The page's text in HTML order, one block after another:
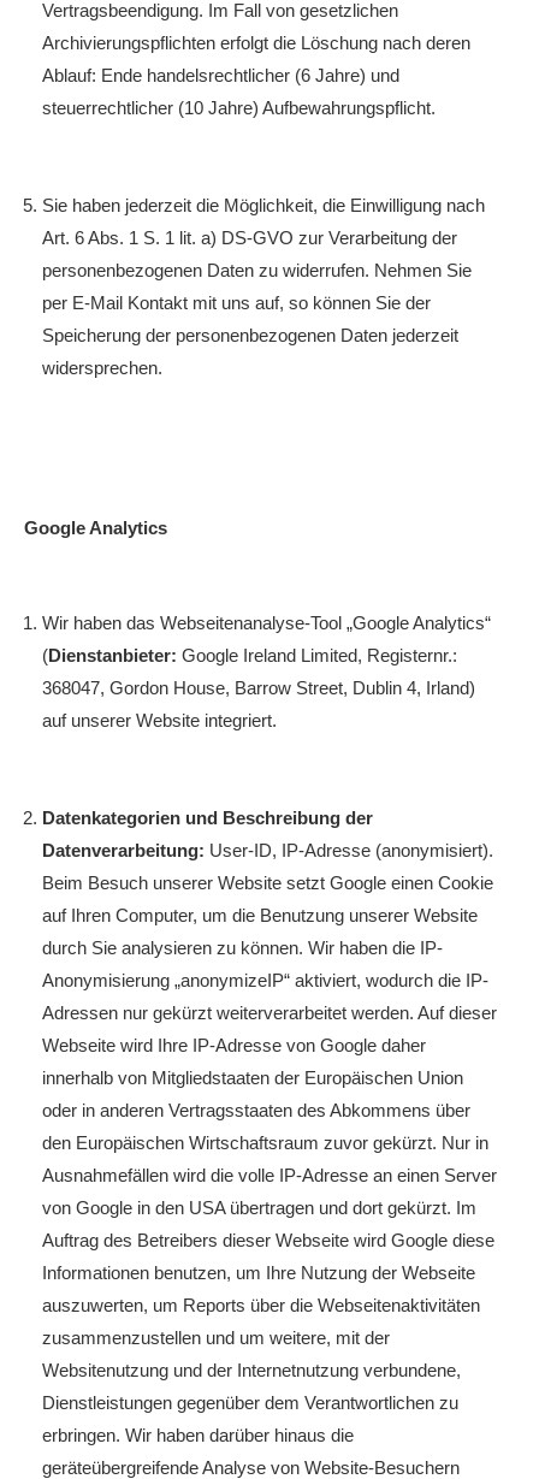
Vertragsbeendigung. Im Fall von gesetzlichen
Archivierungspflichten erfolgt die Löschung nach deren
Ablauf: Ende handelsrechtlicher (6 Jahre) und
steuerrechtlicher (10 Jahre) Aufbewahrungspflicht.
Sie haben jederzeit die Möglichkeit, die Einwilligung nach
Art. 6 Abs. 1 S. 1 lit. a) DS-GVO zur Verarbeitung der
personenbezogenen Daten zu widerrufen. Nehmen Sie
per E-Mail Kontakt mit uns auf, so können Sie der
Speicherung der personenbezogenen Daten jederzeit
widersprechen.
Google Analytics
Wir haben das Webseitenanalyse-Tool „Google Analytics“
(Dienstanbieter: Google Ireland Limited, Registernr.:
368047, Gordon House, Barrow Street, Dublin 4, Irland)
auf unserer Website integriert.
Datenkategorien und Beschreibung der
Datenverarbeitung: User-ID, IP-Adresse (anonymisiert).
Beim Besuch unserer Website setzt Google einen Cookie
auf Ihren Computer, um die Benutzung unserer Website
durch Sie analysieren zu können. Wir haben die IP-
Anonymisierung „anonymizeIP“ aktiviert, wodurch die IP-
Adressen nur gekürzt weiterverarbeitet werden. Auf dieser
Webseite wird Ihre IP-Adresse von Google daher
innerhalb von Mitgliedstaaten der Europäischen Union
oder in anderen Vertragsstaaten des Abkommens über
den Europäischen Wirtschaftsraum zuvor gekürzt. Nur in
Ausnahmefällen wird die volle IP-Adresse an einen Server
von Google in den USA übertragen und dort gekürzt. Im
Auftrag des Betreibers dieser Webseite wird Google diese
Informationen benutzen, um Ihre Nutzung der Webseite
auszuwerten, um Reports über die Webseitenaktivitäten
zusammenzustellen und um weitere, mit der
Websitenutzung und der Internetnutzung verbundene,
Dienstleistungen gegenüber dem Verantwortlichen zu
erbringen. Wir haben darüber hinaus die
geräteübergreifende Analyse von Website-Besuchern